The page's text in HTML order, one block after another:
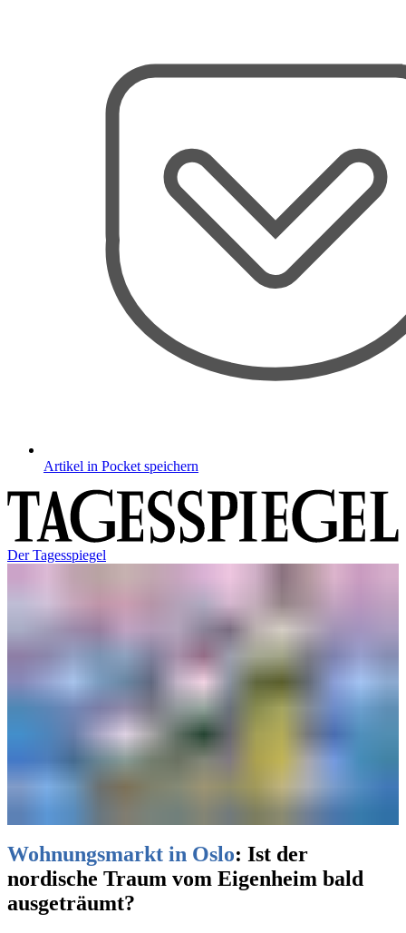
Artikel in Pocket speichern
Der Tagesspiegel
Wohnungsmarkt in Oslo: Ist der
nordische Traum vom Eigenheim bald
ausgeträumt?